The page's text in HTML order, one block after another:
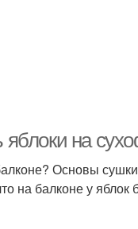
на
Основы
на балконе у